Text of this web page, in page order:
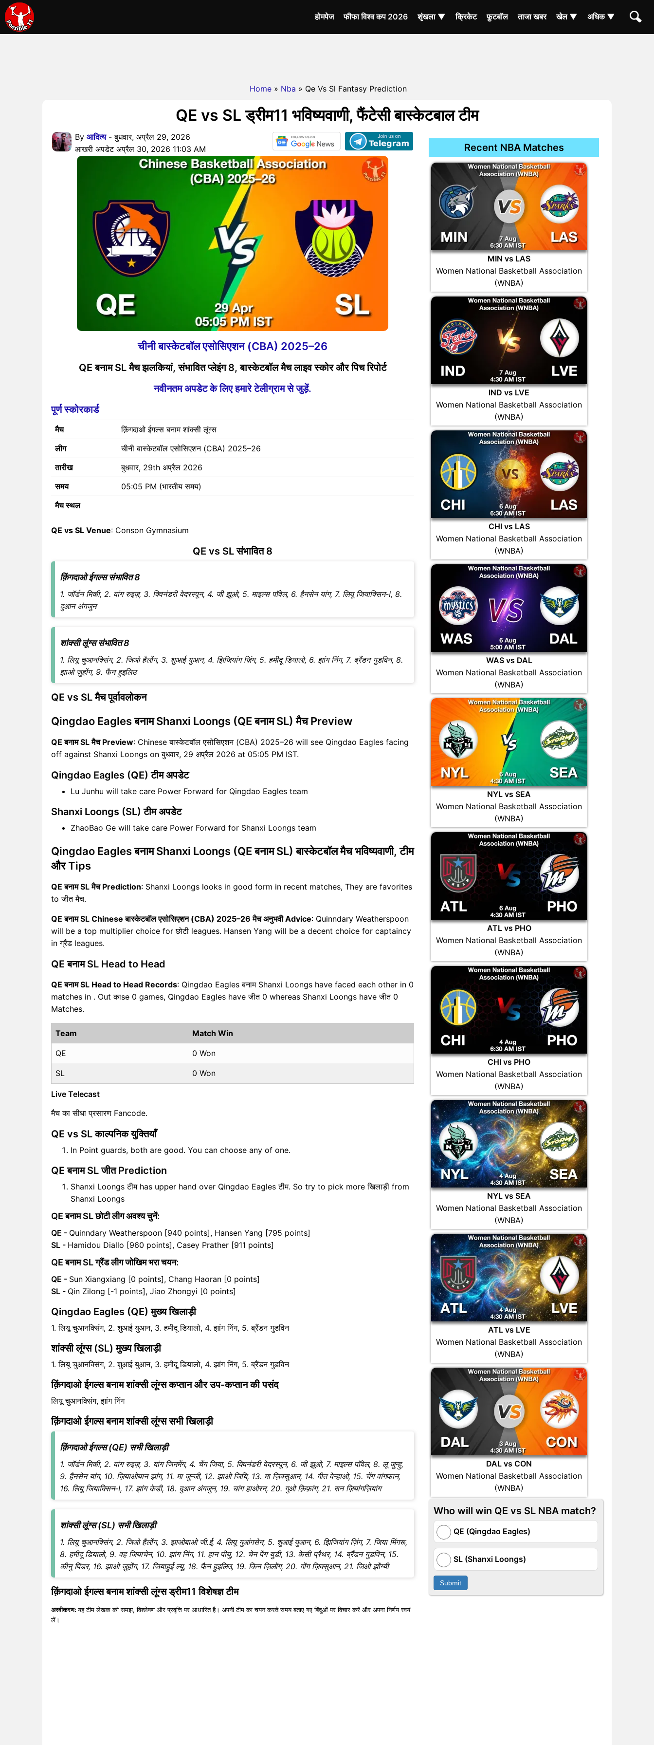
होमपेज फीफा विश्व कप 2026 शृंखला ▼ क्रिकेट फ़ुटबॉल ताजा खबर खेल ▼ अधिक ▼
Home » Nba » Qe Vs Sl Fantasy Prediction
QE vs SL ड्रीम11 भविष्यवाणी, फैंटेसी बास्केटबाल टीम
By आदित्य- बुधवार, अप्रैल 29, 2026
आखरी अपडेट अप्रैल 30, 2026 11:03 AM
चीनी बास्केटबॉल एसोसिएशन (CBA) 2025–26
QE बनाम SL मैच झलकियां, संभावित प्लेइंग 8, बास्केटबॉल मैच लाइव स्कोर और पिच रिपोर्ट
नवीनतम अपडेट के लिए हमारे टेलीग्राम से जुड़ें.
पूर्ण स्कोरकार्ड
मैच
क़िंगदाओ ईगल्स बनाम शांक्सी लूंग्स
लीग
चीनी बास्केटबॉल एसोसिएशन (CBA) 2025–26
तारीख
बुधवार, 29th अप्रैल 2026
समय
05:05 PM (भारतीय समय)
मैच स्थल
QE vs SL Venue: Conson Gymnasium
QE vs SL संभावित 8
क़िंगदाओ ईगल्स संभावित 8
1. जॉर्डन मिकी, 2. वांग रुइज़, 3. क्विनंडरी वेदरस्पून, 4. जी झूओ, 5. माइल्स पॉवेल, 6. हैनसेन यांग, 7. लियू जियाक्सिन-I, 8.
दुआन अंगजुन
शांक्सी लूंग्स संभावित 8
1. लियू चुआनक्सिंग, 2. जिओ हैलोंग, 3. शुआई युआन, 4. झिजियांग ज़िंग, 5. हमीदू डियालो, 6. झांग निंग, 7. ब्रैंडन गुडविन, 8.
झाओ ज़ुहोंग, 9. फैन हुइलिउ
QE vs SL मैच पूर्वावलोकन
Qingdao Eagles बनाम Shanxi Loongs (QE बनाम SL) मैच Preview
QE बनाम SL मैच Preview: Chinese बास्केटबॉल एसोसिएशन (CBA) 2025–26 will see Qingdao Eagles facing
off against Shanxi Loongs on बुधवार, 29 अप्रैल 2026 at 05:05 PM IST.
Qingdao Eagles (QE) टीम अपडेट
Lu Junhu will take care Power Forward for Qingdao Eagles team
Shanxi Loongs (SL) टीम अपडेट
ZhaoBao Ge will take care Power Forward for Shanxi Loongs team
Qingdao Eagles बनाम Shanxi Loongs (QE बनाम SL) बास्केटबॉल मैच भविष्यवाणी, टीम
और Tips
QE बनाम SL मैच Prediction: Shanxi Loongs looks in good form in recent matches, They are favorites
to जीत मैच.
QE बनाम SL Chinese बास्केटबॉल एसोसिएशन (CBA) 2025–26 मैच अनुभवी Advice: Quinndary Weatherspoon
will be a top multiplier choice for छोटी leagues. Hansen Yang will be a decent choice for captaincy
in ग्रैंड leagues.
QE बनाम SL Head to Head
QE बनाम SL Head to Head Records: Qingdao Eagles बनाम Shanxi Loongs have faced each other in 0
matches in . Out काse 0 games, Qingdao Eagles have जीत 0 whereas Shanxi Loongs have जीत 0
Matches.
Team Match Win
QE 0 Won
SL 0 Won
Live Telecast
मैच का सीधा प्रसारण Fancode.
QE vs SL काल्पनिक युक्तियाँ
In Point guards, both are good. You can choose any of one.
QE बनाम SL जीत Prediction
Shanxi Loongs टीम has upper hand over Qingdao Eagles टीम. So try to pick more खिलाड़ी from
Shanxi Loongs
QE बनाम SL छोटी लीग अवश्य चुनें:
QE - Quinndary Weatherspoon [940 points], Hansen Yang [795 points]
SL - Hamidou Diallo [960 points], Casey Prather [911 points]
QE बनाम SL ग्रैंड लीग जोखिम भरा चयन:
QE - Sun Xiangxiang [0 points], Chang Haoran [0 points]
SL - Qin Zilong [-1 points], Jiao Zhongyi [0 points]
Qingdao Eagles (QE) मुख्य खिलाड़ी
1. लियू चुआनक्सिंग, 2. शुआई युआन, 3. हमीदू डियालो, 4. झांग निंग, 5. ब्रैंडन गुडविन
शांक्सी लूंग्स (SL) मुख्य खिलाड़ी
1. लियू चुआनक्सिंग, 2. शुआई युआन, 3. हमीदू डियालो, 4. झांग निंग, 5. ब्रैंडन गुडविन
क़िंगदाओ ईगल्स बनाम शांक्सी लूंग्स कप्तान और उप-कप्तान की पसंद
लियू चुआनक्सिंग, झांग निंग
क़िंगदाओ ईगल्स बनाम शांक्सी लूंग्स सभी खिलाड़ी
क़िंगदाओ ईगल्स (QE) सभी खिलाड़ी
1. जॉर्डन मिकी, 2. वांग रुइज़, 3. यांग जिनमेंग, 4. चेंग जिया, 5. क्विनंडरी वेदरस्पून, 6. जी झूओ, 7. माइल्स पॉवेल, 8. लू जुन्हु,
9. हैनसेन यांग, 10. ज़ियाओयान झांग, 11. मा जुन्जी, 12. झाओ जियि, 13. मा ज़िक्सुआन, 14. गीत वेन्हाओ, 15. चेंग वांगफान,
16. लियू जियाक्सिन-I, 17. झांग केडी, 18. दुआन अंगजुन, 19. चांग हाओरन, 20. गुओ क़िफ़ांग, 21. सन ज़ियांगज़ियांग
शांक्सी लूंग्स (SL) सभी खिलाड़ी
1. लियू चुआनक्सिंग, 2. जिओ हैलोंग, 3. झाओबाओ जी.ई, 4. लियू गुआंगसेन, 5. शुआई युआन, 6. झिजियांग ज़िंग, 7. जिया मिंगरू,
8. हमीदू डियालो, 9. वह जियाचेन, 10. झांग निंग, 11. हान पीयु, 12. चेन पेंग युडी, 13. केसी प्रैथर, 14. ब्रैंडन गुडविन, 15.
कीनु पिंडर, 16. झाओ ज़ुहोंग, 17. जियाहुई ल्यू, 18. फैन हुइलिउ, 19. किन ज़िलोंग, 20. गोंग ज़िक्सुआन, 21. जिओ झोंग्यी
क़िंगदाओ ईगल्स बनाम शांक्सी लूंग्स ड्रीम11 विशेषज्ञ टीम
अस्वीकरण:यह टीम लेखक की समझ, विश्लेषण और प्रवृत्ति पर आधारित है। अपनी टीम का चयन करते समय बताए गए बिंदुओं पर विचार करें और अपना निर्णय स्वयं
लें।
Recent NBA Matches
MIN vs LAS
Women National Basketball Association
(WNBA)
IND vs LVE
Women National Basketball Association
(WNBA)
CHI vs LAS
Women National Basketball Association
(WNBA)
WAS vs DAL
Women National Basketball Association
(WNBA)
NYL vs SEA
Women National Basketball Association
(WNBA)
ATL vs PHO
Women National Basketball Association
(WNBA)
CHI vs PHO
Women National Basketball Association
(WNBA)
NYL vs SEA
Women National Basketball Association
(WNBA)
ATL vs LVE
Women National Basketball Association
(WNBA)
DAL vs CON
Women National Basketball Association
(WNBA)
Who will win QE vs SL NBA match?
QE (Qingdao Eagles)
SL (Shanxi Loongs)
Submit